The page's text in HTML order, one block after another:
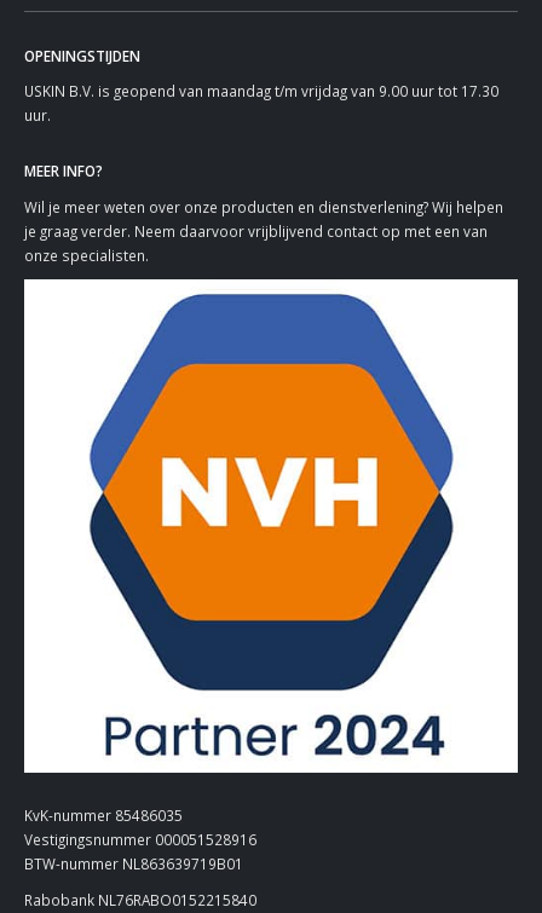
OPENINGSTIJDEN
USKIN B.V. is geopend van maandag t/m vrijdag van 9.00 uur tot 17.30
uur.
MEER INFO?
Wil je meer weten over onze producten en dienstverlening? Wij helpen
je graag verder. Neem daarvoor vrijblijvend contact op met een van
onze specialisten.
KvK-nummer 85486035
Vestigingsnummer 000051528916
BTW-nummer NL863639719B01
Rabobank NL76RABO0152215840